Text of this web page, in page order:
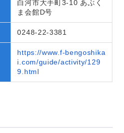
白河市大手町3-10 あぶく
ま会館D号
0248-22-3381
https://www.f-bengoshika
i.com/guide/activity/129
9.html